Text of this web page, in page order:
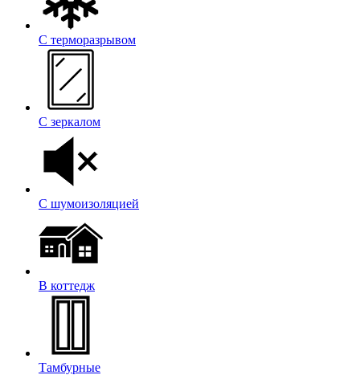
С терморазрывом
С зеркалом
С шумоизоляцией
В коттедж
Тамбурные